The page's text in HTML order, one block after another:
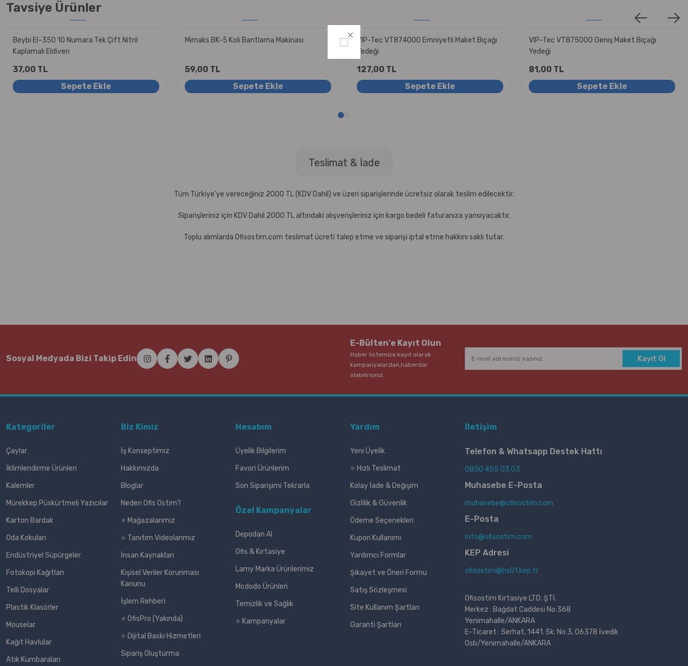
Tavsiye Ürünler
Beybi El-350 10 Numara Tek Çift Nitril
Kaplamalı Eldiven
37,00 TL
Sepete Ekle
Mimaks BK-5 Koli Bantlama Makinası
59,00 TL
Sepete Ekle
VIP-Tec VT874000 Emniyetli Maket Bıçağı
Yedeği
127,00 TL
Sepete Ekle
VIP-Tec VT875000 Geniş Maket Bıçağı
Yedeği
81,00 TL
Sepete Ekle
Teslimat & İade
Tüm Türkiye'ye vereceğiniz 2000 TL (KDV Dahil) ve üzeri siparişlerinde ücretsiz olarak teslim edilecektir.
Siparişleriniz için KDV Dahil 2000 TL altındaki alışverişleriniz için kargo bedeli faturanıza yansıyacaktır.
Toplu alımlarda Ofisostim.com teslimat ücreti talep etme ve siparişi iptal etme hakkını saklı tutar.
Sosyal Medyada Bizi Takip Edin
E-Bülten'e Kayıt Olun
Haber listemize kayıt olarak
kampanyalardan,haberdar
olabilirsiniz.
Kayıt Ol
Kategoriler
Çaylar
İklimlendirme Ürünleri
Kalemler
Mürekkep Püskürtmeli Yazıcılar
Karton Bardak
Oda Kokuları
Endüstriyel Süpürgeler
Fotokopi Kağıtları
Telli Dosyalar
Plastik Klasörler
Mouselar
Kağıt Havlular
Atık Kumbaraları
Biz Kimiz
İş Konseptimiz
Hakkımızda
Bloglar
Neden Ofis Ostim?
⭐ Mağazalarımız
⭐ Tanıtım Videolarımız
İnsan Kaynakları
Kişisel Veriler Korunması
Kanunu
İşlem Rehberi
⭐ OfisPro (Yakında)
⭐ Dijital Baskı Hizmetleri
Sipariş Oluşturma
Hesabım
Üyelik Bilgilerim
Favori Ürünlerim
Son Siparişimi Tekrarla
Özel Kampanyalar
Depodan Al
Ofis & Kırtasiye
Lamy Marka Ürünlerimiz
Mcdodo Ürünleri
Temizlik ve Sağlık
⭐ Kampanyalar
Yardım
Yeni Üyelik
⭐ Hızlı Teslimat
Kolay İade & Değişim
Gizlilik & Güvenlik
Ödeme Seçenekleri
Kupon Kullanımı
Yardımcı Formlar
Şikayet ve Öneri Formu
Satış Sözleşmesi
Site Kullanım Şartları
Garanti Şartları
İletişim
Telefon & Whatsapp Destek Hattı
0850 455 03 03
Muhasebe E-Posta
muhasebe@ofisostim.com
E-Posta
info@ofisostim.com
KEP Adresi
ofisostim@hs01.kep.tr
Ofisostim Kırtasiye LTD. ŞTİ.
Merkez : Bağdat Caddesi No:368
Yenimahalle/ANKARA
E-Ticaret : Serhat, 1441. Sk. No:3, 06378 İvedik
Osb/Yenimahalle/ANKARA